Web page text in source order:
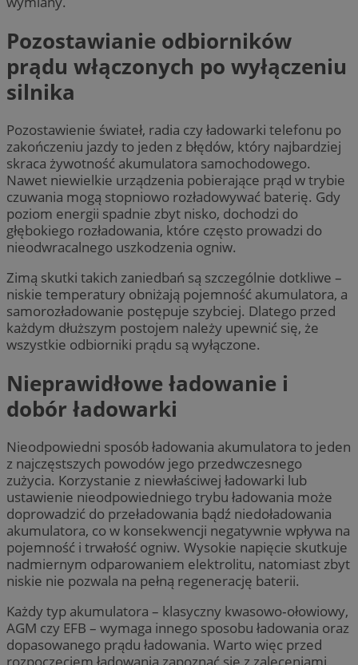
Pozostawianie odbiorników
prądu włączonych po wyłączeniu
silnika
Pozostawienie świateł, radia czy ładowarki telefonu po
zakończeniu jazdy to jeden z błędów, który najbardziej
skraca żywotność akumulatora samochodowego.
Nawet niewielkie urządzenia pobierające prąd w trybie
czuwania mogą stopniowo rozładowywać baterię. Gdy
poziom energii spadnie zbyt nisko, dochodzi do
głębokiego rozładowania, które często prowadzi do
nieodwracalnego uszkodzenia ogniw.
Zimą skutki takich zaniedbań są szczególnie dotkliwe –
niskie temperatury obniżają pojemność akumulatora, a
samorozładowanie postępuje szybciej. Dlatego przed
każdym dłuższym postojem należy upewnić się, że
wszystkie odbiorniki prądu są wyłączone.
Nieprawidłowe ładowanie i
dobór ładowarki
Nieodpowiedni sposób ładowania akumulatora to jeden
z najczęstszych powodów jego przedwczesnego
zużycia. Korzystanie z niewłaściwej ładowarki lub
ustawienie nieodpowiedniego trybu ładowania może
doprowadzić do przeładowania bądź niedoładowania
akumulatora, co w konsekwencji negatywnie wpływa na
pojemność i trwałość ogniw. Wysokie napięcie skutkuje
nadmiernym odparowaniem elektrolitu, natomiast zbyt
niskie nie pozwala na pełną regenerację baterii.
Każdy typ akumulatora – klasyczny kwasowo‑ołowiowy,
AGM czy EFB – wymaga innego sposobu ładowania oraz
dopasowanego prądu ładowania. Warto więc przed